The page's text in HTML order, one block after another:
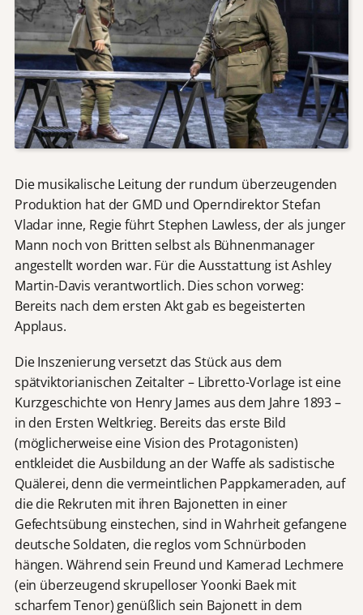
Die musikalische Leitung der rundum überzeugenden
Produktion hat der GMD und Operndirektor Stefan
Vladar inne, Regie führt Stephen Lawless, der als junger
Mann noch von Britten selbst als Bühnenmanager
angestellt worden war. Für die Ausstattung ist Ashley
Martin-Davis verantwortlich. Dies schon vorweg:
Bereits nach dem ersten Akt gab es begeisterten
Applaus.
Die Inszenierung versetzt das Stück aus dem
spätviktorianischen Zeitalter – Libretto-Vorlage ist eine
Kurzgeschichte von Henry James aus dem Jahre 1893 –
in den Ersten Weltkrieg. Bereits das erste Bild
(möglicherweise eine Vision des Protagonisten)
entkleidet die Ausbildung an der Waffe als sadistische
Quälerei, denn die vermeintlichen Pappkameraden, auf
die die Rekruten mit ihren Bajonetten in einer
Gefechtsübung einstechen, sind in Wahrheit gefangene
deutsche Soldaten, die reglos vom Schnürboden
hängen. Während sein Freund und Kamerad Lechmere
(ein überzeugend skrupelloser Yoonki Baek mit
scharfem Tenor) genüßlich sein Bajonett in dem